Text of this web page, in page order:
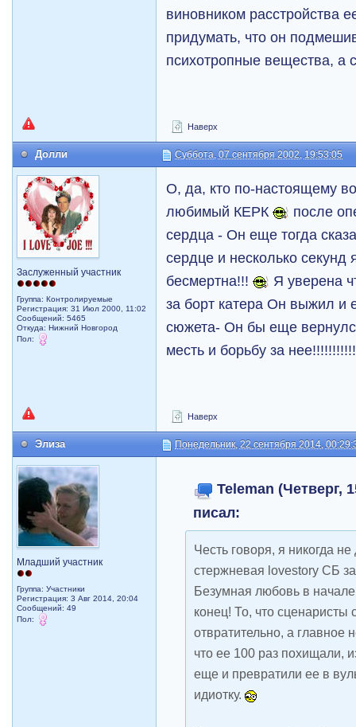
виновником расстройства
придумать, что он
психотропные вещества,
Наверх
Долли Суббота, 07 сентября 2002, 19:53:05
Заслуженный участник
Группа: Контролируемые
Регистрация: 31 Июл 2000, 11:02
Сообщений: 5465
Откуда: Нижний Новгород
Пол:
О, да, кто по-настоящему
любимый КЕРК
после
сердца - Он еще тогда
сердце и несколько
бесмертна!!!
Я уверена
за борт катера Он выжил и
сюжета- Он бы еще
месть и борьбу за
Наверх
Элиза Понедельник, 22 сентября 2014,
Младший участник
Группа: Участники
Регистрация: 3 Авг 2014, 20:04
Сообщений: 49
Пол:
Teleman (Четверг,
писал:
Честь говоря, я никогда
стержневая lovestory СБ
Безумная любовь в
конец! То, что сценаристы
отвратительно, а главное
что ее 100 раз похищали,
еще и превратили ее в
идиотку.